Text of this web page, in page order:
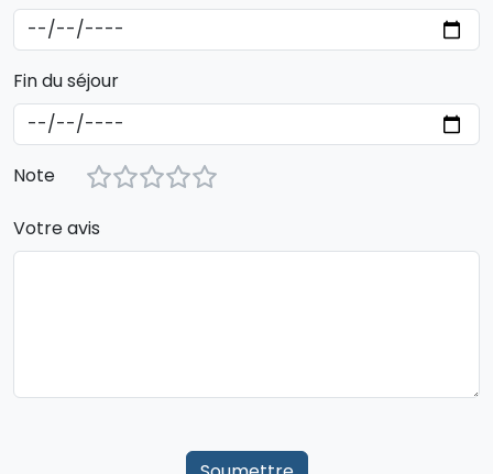
Fin du séjour
Note
Votre avis